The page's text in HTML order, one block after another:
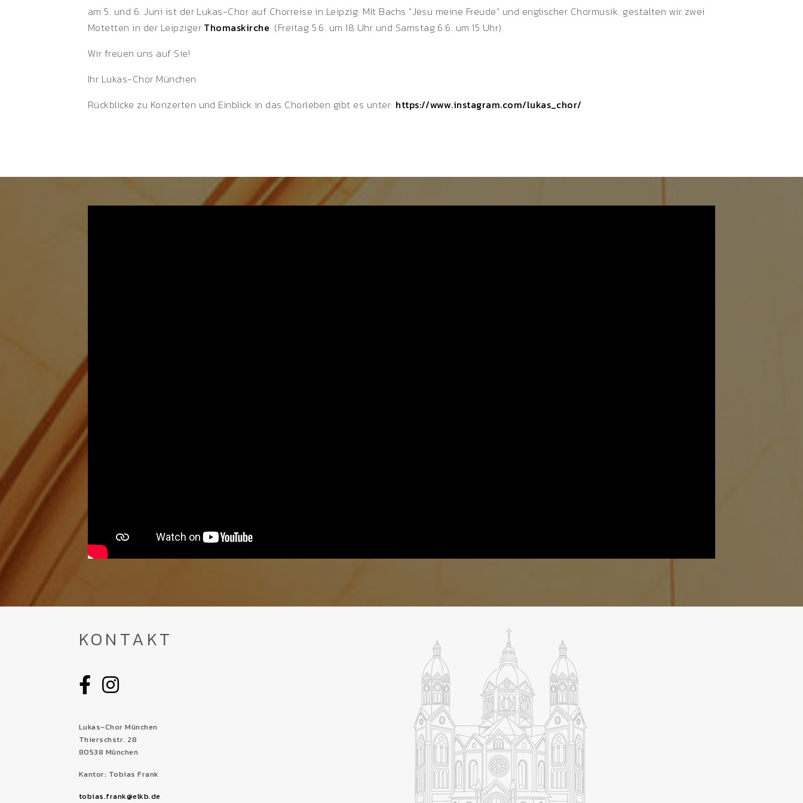
am 5. und 6. Juni ist der Lukas-Chor auf Chorreise in Leipzig. MIt Bachs "Jesu meine Freude" und englischer Chormusik. gestalten wir zwei
Motetten in der Leipziger Thomaskirche. (Freitag 5.6. um 18 Uhr und Samstag 6.6. um 15 Uhr).
Wir freuen uns auf Sie!
Ihr Lukas-Chor München
Rückblicke zu Konzerten und Einblick in das Chorleben gibt es unter: https://www.instagram.com/lukas_chor/
KONTAKT
Lukas-Chor München
Thierschstr. 28
80538 München
Kantor: Tobias Frank
tobias.frank@elkb.de